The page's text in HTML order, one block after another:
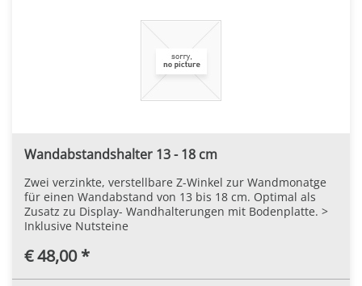
Wandabstandshalter 13 - 18 cm
Zwei verzinkte, verstellbare Z-Winkel zur Wandmonatge
für einen Wandabstand von 13 bis 18 cm. Optimal als
Zusatz zu Display- Wandhalterungen mit Bodenplatte. >
Inklusive Nutsteine
€ 48,00 *